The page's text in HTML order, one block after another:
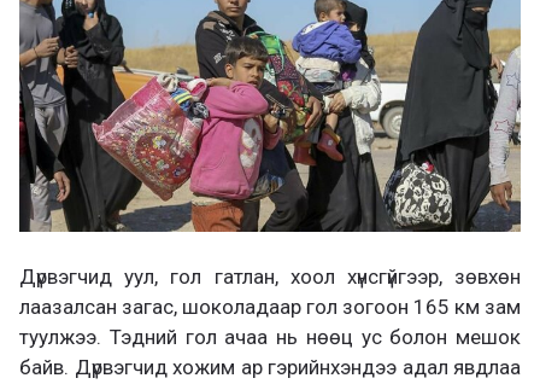
Дүрвэгчид уул, гол гатлан, хоол хүнсгүйгээр, зөвхөн
лаазалсан загас, шоколадаар гол зогоон 165 км зам
туулжээ. Тэдний гол ачаа нь нөөц ус болон мешок
байв. Дүрвэгчид хожим ар гэрийнхэндээ адал явдлаа